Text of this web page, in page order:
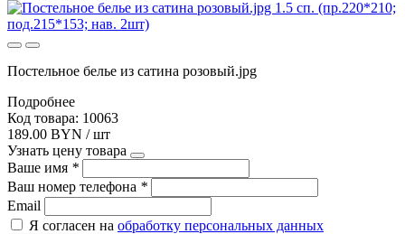
Постельное белье из сатина розовый.jpg
Подробнее
Код товара: 10063
189.00 BYN / шт
Узнать цену товара
Ваше имя *
Ваш номер телефона *
Email
Я согласен на обработку персональных данных